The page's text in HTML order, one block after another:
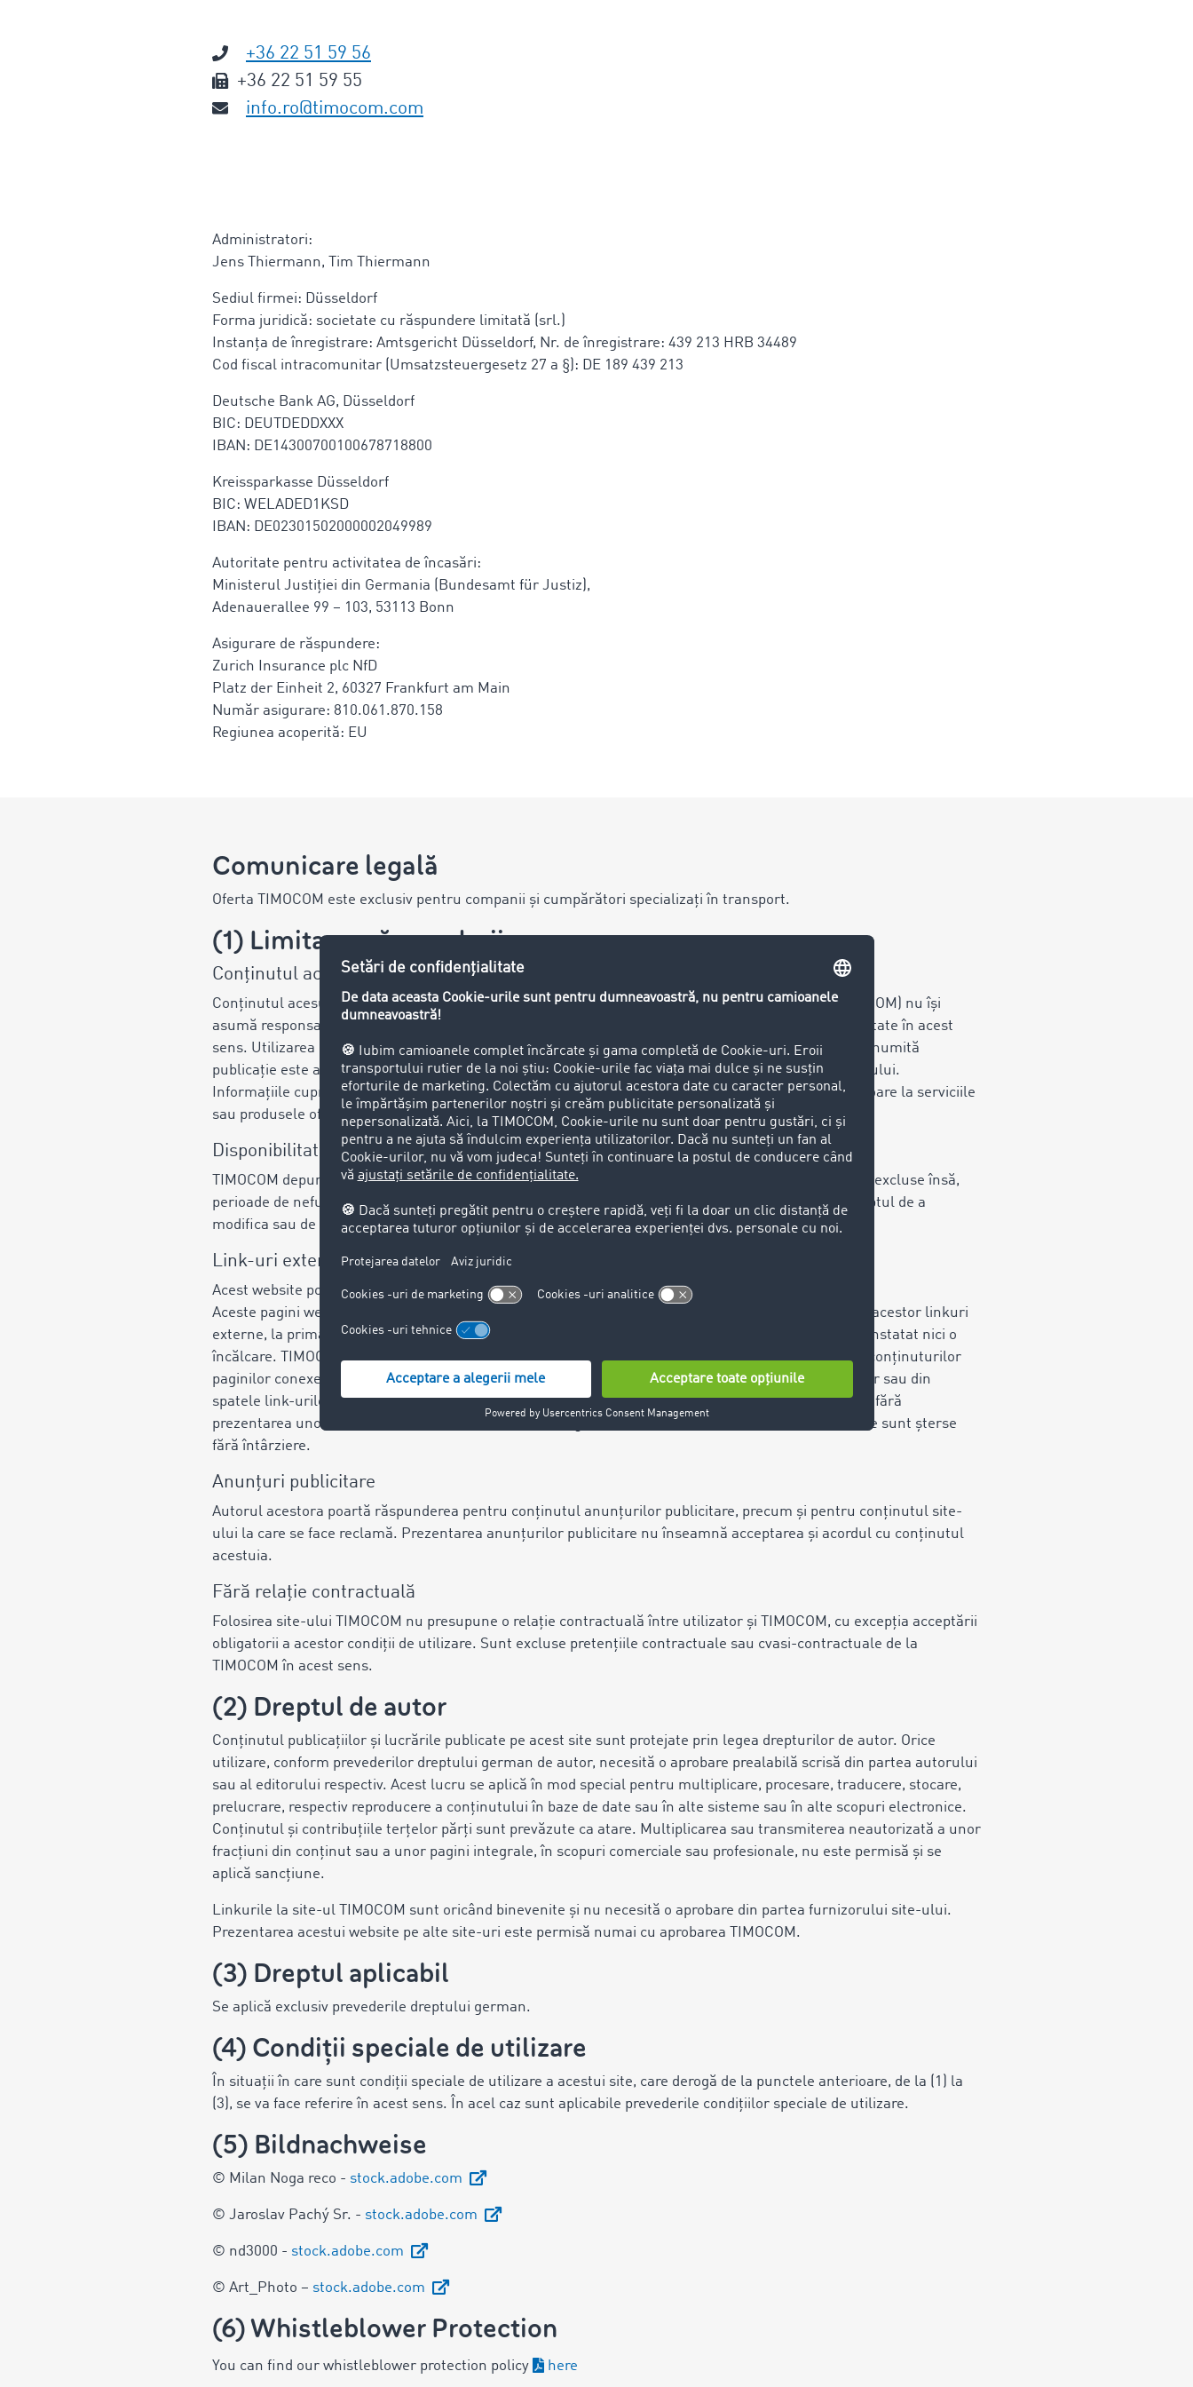
+36 22 51 59 56
+36 22 51 59 55
info.ro@timocom.com
Administratori:
Jens Thiermann, Tim Thiermann
Sediul firmei: Düsseldorf
Forma juridică: societate cu răspundere limitată (srl.)
Instanța de înregistrare: Amtsgericht Düsseldorf, Nr. de înregistrare: 439 213 HRB 34489
Cod fiscal intracomunitar (Umsatzsteuergesetz 27 a §): DE 189 439 213
Deutsche Bank AG, Düsseldorf
BIC: DEUTDEDDXXX
IBAN: DE14300700100678718800
Kreissparkasse Düsseldorf
BIC: WELADED1KSD
IBAN: DE02301502000002049989
Autoritate pentru activitatea de încasări:
Ministerul Justiției din Germania (Bundesamt für Justiz),
Adenauerallee 99 – 103, 53113 Bonn
Asigurare de răspundere:
Zurich Insurance plc NfD
Platz der Einheit 2, 60327 Frankfurt am Main
Număr asigurare: 810.061.870.158
Regiunea acoperită: EU
Comunicare legală
Oferta TIMOCOM este exclusiv pentru companii și cumpărători specializați în transport.
(1) Limitarea răspunderii
Conținutul acesui website
Conținutul acesui website este creat cu mare grijă. TIMOCOM GmbH (denumită în continuare TIMOCOM) nu își
asumă responsabilitatea pentru completitudinea, corectitudinea și actualitatea informațiilor prezentate în acest
sens. Utilizarea informațiilor accesibile se face pe risc propriu al utilizatorului. În cazul în care la o anumită
publicație este afișată și numele, aceasta redă părerea respectivului autor, și nu părerea TIMOCOM-ului.
Informațiile cuprinse în acest site nu oferă niciun fel de garanție, de asemenea nici implicite, referitoare la serviciile
sau produsele oferite de TIMOCOM.
Disponibilitatea website-lui
TIMOCOM depune toate eforturile ca serviciul să fie accesibil încontinuu și fără întreruperi. Nu sunt excluse însă,
perioade de nefuncționalitate, chiar în ciuda acestor eforturi consecvente. TIMOCOM își rezervă dreptul de a
modifica sau de a întrerupe oricând furnizarea serviciului.
Link-uri externe
Acest website poate conține linkuri către site-uri terțe.
Aceste pagini web cad sub responsabilitatea operatorului respectiv. TIMOCOM a verificat conținutul acestor linkuri
externe, la prima activare, dacă prezintă sau nu o încălcare a legii. La momentul respectiv nu s-a constatat nici o
încălcare. TIMOCOM însă, nu are nici o influență asupra configurației actuale și viitoare sau asupra conținuturilor
paginilor conexe. TIMOCOM nu își asumă responsabilitatea pentru conținutul din spatele referințelor sau din
spatele link-urilor externe. Aceste link-uri externe nu pot fi controlate permanent de către furnizor, fără
prezentarea unor indicii concrete în sensul încălcării legii. În acest caz însă, astfel de link-uri externe sunt șterse
fără întârziere.
Anunțuri publicitare
Autorul acestora poartă răspunderea pentru conținutul anunțurilor publicitare, precum și pentru conținutul site-
ului la care se face reclamă. Prezentarea anunțurilor publicitare nu înseamnă acceptarea și acordul cu conținutul
acestuia.
Fără relație contractuală
Folosirea site-ului TIMOCOM nu presupune o relație contractuală între utilizator și TIMOCOM, cu excepția acceptării
obligatorii a acestor condiții de utilizare. Sunt excluse pretențiile contractuale sau cvasi-contractuale de la
TIMOCOM în acest sens.
(2) Dreptul de autor
Conținutul publicațiilor și lucrările publicate pe acest site sunt protejate prin legea drepturilor de autor. Orice
utilizare, conform prevederilor dreptului german de autor, necesită o aprobare prealabilă scrisă din partea autorului
sau al editorului respectiv. Acest lucru se aplică în mod special pentru multiplicare, procesare, traducere, stocare,
prelucrare, respectiv reproducere a conținutului în baze de date sau în alte sisteme sau în alte scopuri electronice.
Conținutul și contribuțiile terțelor părți sunt prevăzute ca atare. Multiplicarea sau transmiterea neautorizată a unor
fracțiuni din conținut sau a unor pagini integrale, în scopuri comerciale sau profesionale, nu este permisă și se
aplică sancțiune.
Linkurile la site-ul TIMOCOM sunt oricând binevenite și nu necesită o aprobare din partea furnizorului site-ului.
Prezentarea acestui website pe alte site-uri este permisă numai cu aprobarea TIMOCOM.
(3) Dreptul aplicabil
Se aplică exclusiv prevederile dreptului german.
(4) Condiții speciale de utilizare
În situații în care sunt condiții speciale de utilizare a acestui site, care derogă de la punctele anterioare, de la (1) la
(3), se va face referire în acest sens. În acel caz sunt aplicabile prevederile condițiilor speciale de utilizare.
(5) Bildnachweise
© Milan Noga reco - stock.adobe.com
© Jaroslav Pachý Sr. - stock.adobe.com
© nd3000 - stock.adobe.com
© Art_Photo – stock.adobe.com
(6) Whistleblower Protection
You can find our whistleblower protection policy here